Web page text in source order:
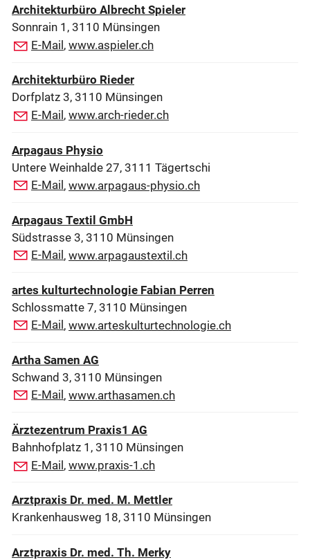
Architekturbüro Albrecht Spieler
Sonnrain 1, 3110 Münsingen
E-Mail, www.aspieler.ch
Architekturbüro Rieder
Dorfplatz 3, 3110 Münsingen
E-Mail, www.arch-rieder.ch
Arpagaus Physio
Untere Weinhalde 27, 3111 Tägertschi
E-Mail , www.arpagaus-physio.ch
Arpagaus Textil GmbH
Südstrasse 3, 3110 Münsingen
E-Mail , www.arpagaustextil.ch
artes kulturtechnologie Fabian Perren
Schlossmatte 7, 3110 Münsingen
E-Mail , www.arteskulturtechnologie.ch
Artha Samen AG
Schwand 3, 3110 Münsingen
E-Mail , www.arthasamen.ch
Ärztezentrum Praxis1 AG
Bahnhofplatz 1, 3110 Münsingen
E-Mail, www.praxis-1.ch
Arztpraxis Dr. med. M. Mettler
Krankenhausweg 18, 3110 Münsingen
Arztpraxis Dr. med. Th. Merky